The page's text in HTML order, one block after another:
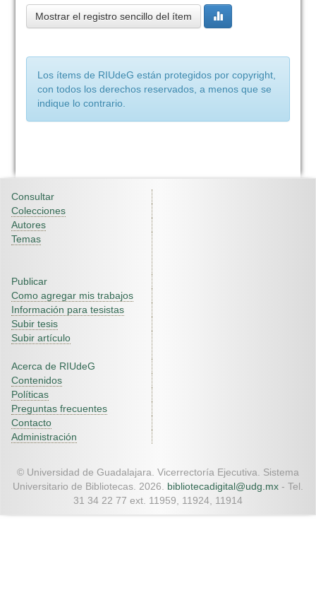
Mostrar el registro sencillo del ítem
Los ítems de RIUdeG están protegidos por copyright,
con todos los derechos reservados, a menos que se
indique lo contrario.
Consultar
Colecciones
Autores
Temas
Publicar
Como agregar mis trabajos
Información para tesistas
Subir tesis
Subir artículo
Acerca de RIUdeG
Contenidos
Políticas
Preguntas frecuentes
Contacto
Administración
© Universidad de Guadalajara. Vicerrectoría Ejecutiva. Sistema
Universitario de Bibliotecas. 2026. bibliotecadigital@udg.mx - Tel.
31 34 22 77 ext. 11959, 11924, 11914